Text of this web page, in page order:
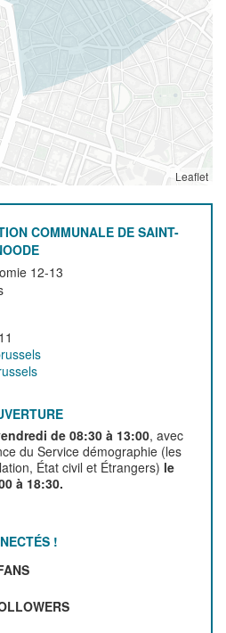
Leaflet
COMMUNALE DE SAINT-
12-13
de 08:30 à 13:00, avec
du Service démographie (les
État civil et Étrangers) le
à 18:30.
!